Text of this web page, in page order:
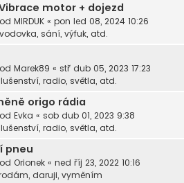
motor + dojezd
MIRDUK « pon led 08, 2024 10:26
sání, výfuk, atd.
Marek89 « stř dub 05, 2023 17:23
radio, světla, atd.
origo rádia
Evka « sob dub 01, 2023 9:38
radio, světla, atd.
pneu
Orionek « ned říj 23, 2022 10:16
daruji, vyměním